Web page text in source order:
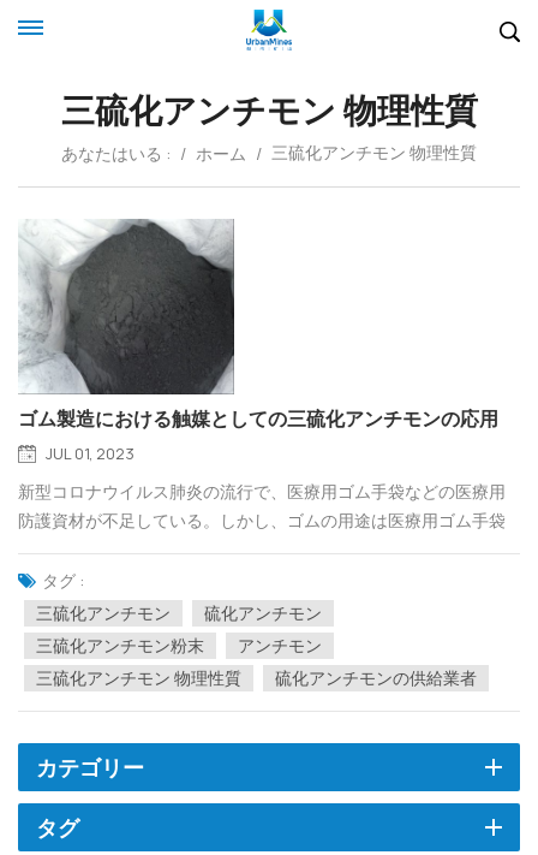
三硫化アンチモン 物理性質
あなたはいる : / ホーム / 三硫化アンチモン 物理性質
ゴム製造における触媒としての三硫化アンチモンの応用
JUL 01, 2023
新型コロナウイルス肺炎の流行で、医療用ゴム手袋などの医療用
防護資材が不足している。しかし、ゴムの用途は医療用ゴム手袋
に限定されるものではなく、私たちゴムは人々の日常生活のあら
ゆる場面で使われています。 1. ゴムと輸送 ゴム産業の発展は自動
車産業と切り離せないものです。 1960年代の自動車産業の急速な
発展に...
タグ :
三硫化アンチモン
硫化アンチモン
三硫化アンチモン粉末
アンチモン
三硫化アンチモン 物理性質
硫化アンチモンの供給業者
カテゴリー
タグ